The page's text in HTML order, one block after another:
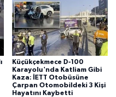
Küçükçekmece D-100
Karayolu'nda Katliam Gibi
Kaza: İETT Otobüsüne
Çarpan Otomobildeki 3 Kişi
Hayatını Kaybetti